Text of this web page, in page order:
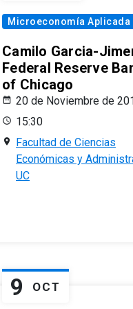
Microeconomía Aplicada
Camilo Garcia-
Federal Reserve
of Chicago
20 de Noviembre de
15:30
Facultad de Ciencias
Económicas y
UC
9 OCT